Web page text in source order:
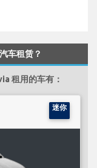
车租赁？
租用的车有：
迷你